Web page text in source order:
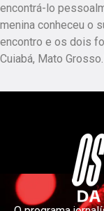
encontrá-lo
menina conheceu o
encontro e os dois
Cuiabá, Mato